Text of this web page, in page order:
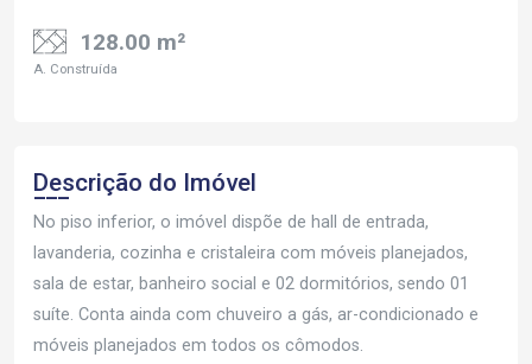
128.00 m²
A. Construída
Descrição do Imóvel
No piso inferior, o imóvel dispõe de hall de entrada,
lavanderia, cozinha e cristaleira com móveis planejados,
sala de estar, banheiro social e 02 dormitórios, sendo 01
suíte. Conta ainda com chuveiro a gás, ar-condicionado e
móveis planejados em todos os cômodos.